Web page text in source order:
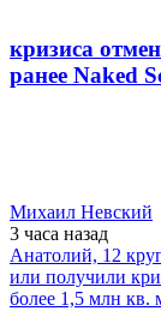
кризиса
ранее Naked
Михаил Невский
3 часа назад
Анатолий, 12
или получили
более 1,5 млн кв.